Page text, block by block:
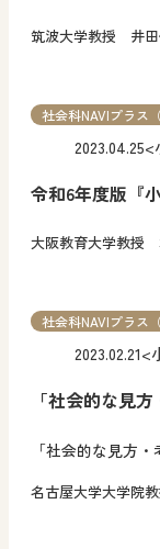
筑波大学教授 井
令和6年度版『
大阪教育大学教授
2023.04.25<
社会科NAVIプラス
「社会的な見
「社会的な見方
名古屋大学大学院
2023.02.21<
社会科NAVIプラス